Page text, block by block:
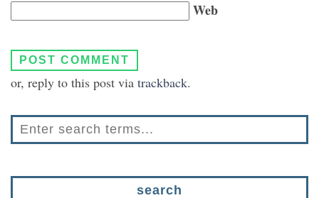
Web
or, reply to this post via trackback.